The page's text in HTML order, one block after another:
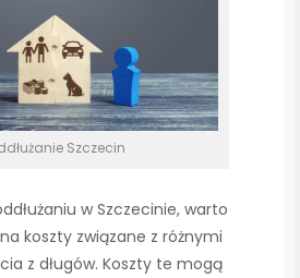
Szczecin
w Szczecinie, warto
koszty związane z różnymi
z długów. Koszty te mogą